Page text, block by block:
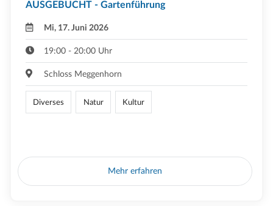
AUSGEBUCHT - Gartenführung
Mi, 17. Juni 2026
19:00 - 20:00 Uhr
Schloss Meggenhorn
Diverses Natur Kultur
Mehr erfahren